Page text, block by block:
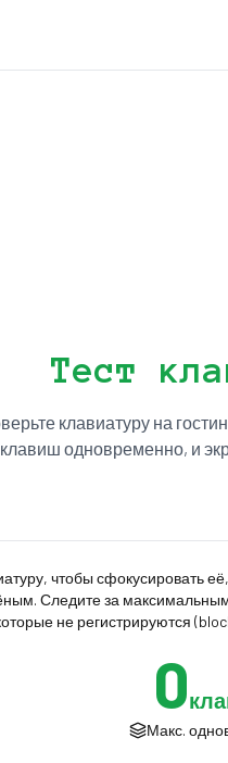
Тест
клавиатуру на
клавиш одновременно, и
чтобы сфокусировать
Следите за
не регистрируются
0
Макс.